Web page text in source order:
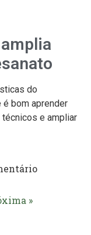
do
bom aprender
e ampliar
»